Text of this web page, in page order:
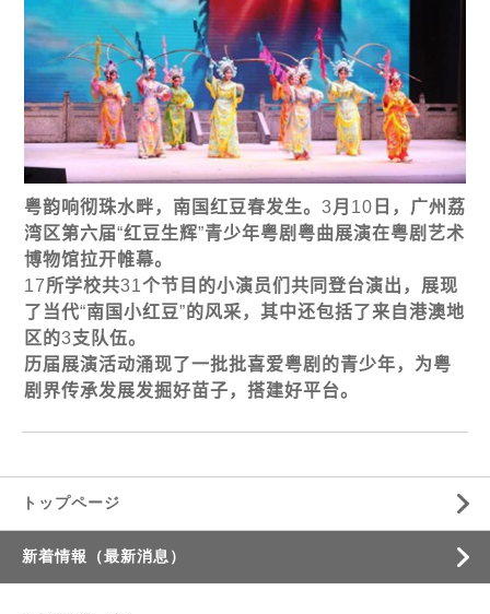
粤韵响彻珠水畔，南国 红豆春发生。 3月 10 日，广州荔
湾区第六届“红豆生辉”青少年粤剧 粤曲展演在粤剧艺术
博物馆拉开帷幕。
17所学校共31个节 目的小演员们 共同登台演出，展现
了当代“南国小红豆”的风采，其中还包括了来自港澳地
区的3支 队伍。
历届展演活动涌现了一批批喜爱粤剧 的青少年， 为粤
剧 界传承发展发掘好苗子，搭建好平台。
トップページ
新着情報（最新消息）